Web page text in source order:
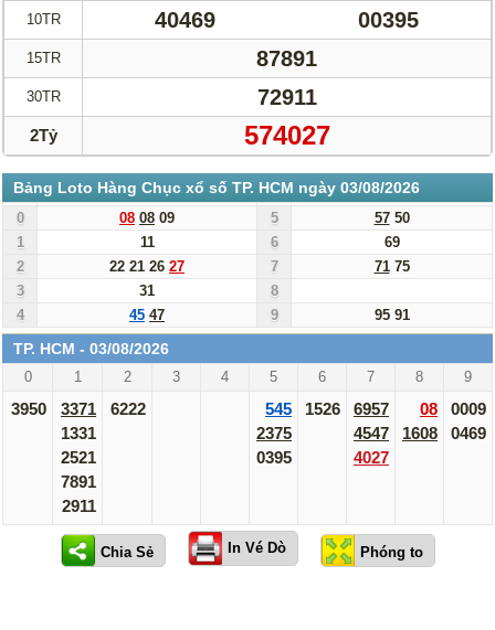
10TR 40469 00395
15TR 87891
30TR 72911
2Tỷ 574027
Bảng Loto Hàng Chục xổ số TP. HCM ngày 03/08/2026
0 08 08 09 5 57 50
1
11 6
69
2
22 21 26 27 7 71 75
3
31
8
4
45 47 9 95 91
TP. HCM - 03/08/2026
0 1 2 3 4 5 6 7 8 9
3950
3371
1331
2521
7891
2911
6222
545
2375
0395
1526
6957
4547
4027
08
1608
0009
0469
In Vé Dò